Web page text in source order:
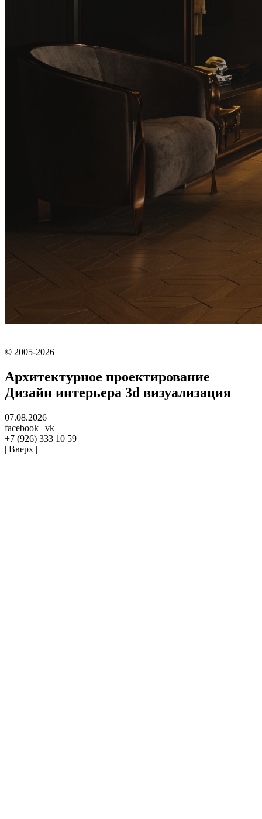
© 2005-2026
Архитектурное проектирование
Дизайн интерьера 3d визуализация
07.08.2026 |
facebook | vk
+7 (926) 333 10 59
| Вверх |